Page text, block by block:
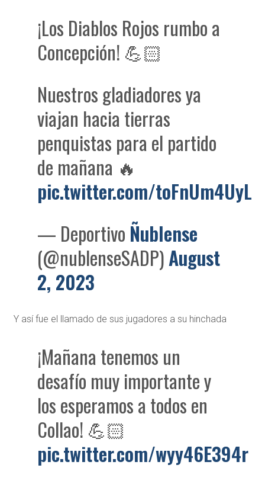
¡Los Diablos Rojos rumbo a
Concepción! 💪🏻
Nuestros gladiadores ya
viajan hacia tierras
penquistas para el partido
de mañana 🔥
pic.twitter.com/toFnUm4UyL
— Deportivo Ñublense
(@nublenseSADP)August
2, 2023
Y así fue el llamado de sus jugadores a su hinchada
¡Mañana tenemos un
desafío muy importante y
los esperamos a todos en
Collao! 💪🏻
pic.twitter.com/wyy46E394r